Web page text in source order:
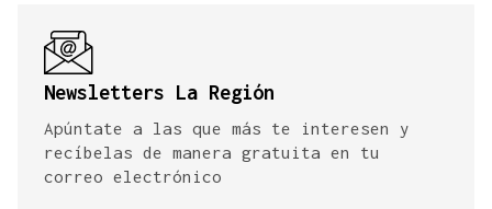
Newsletters La Región
Apúntate a las que más te interesen y
recíbelas de manera gratuita en tu
correo electrónico